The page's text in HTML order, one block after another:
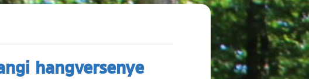
hangversenye